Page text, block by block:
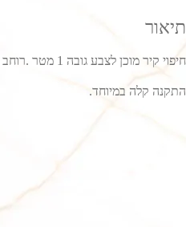
תיאור
חיפוי קיר מוכן לצבע גובה 1 מטר .רוחב 5 ס"מ .
התקנה קלה במיוחד.